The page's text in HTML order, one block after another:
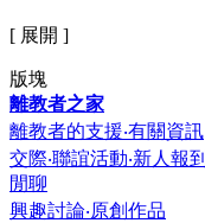
[ 展開 ]
版塊
離教者之家
離教者的支援‧有關資訊
交際‧聯誼活動‧新人報到
閒聊
興趣討論‧原創作品